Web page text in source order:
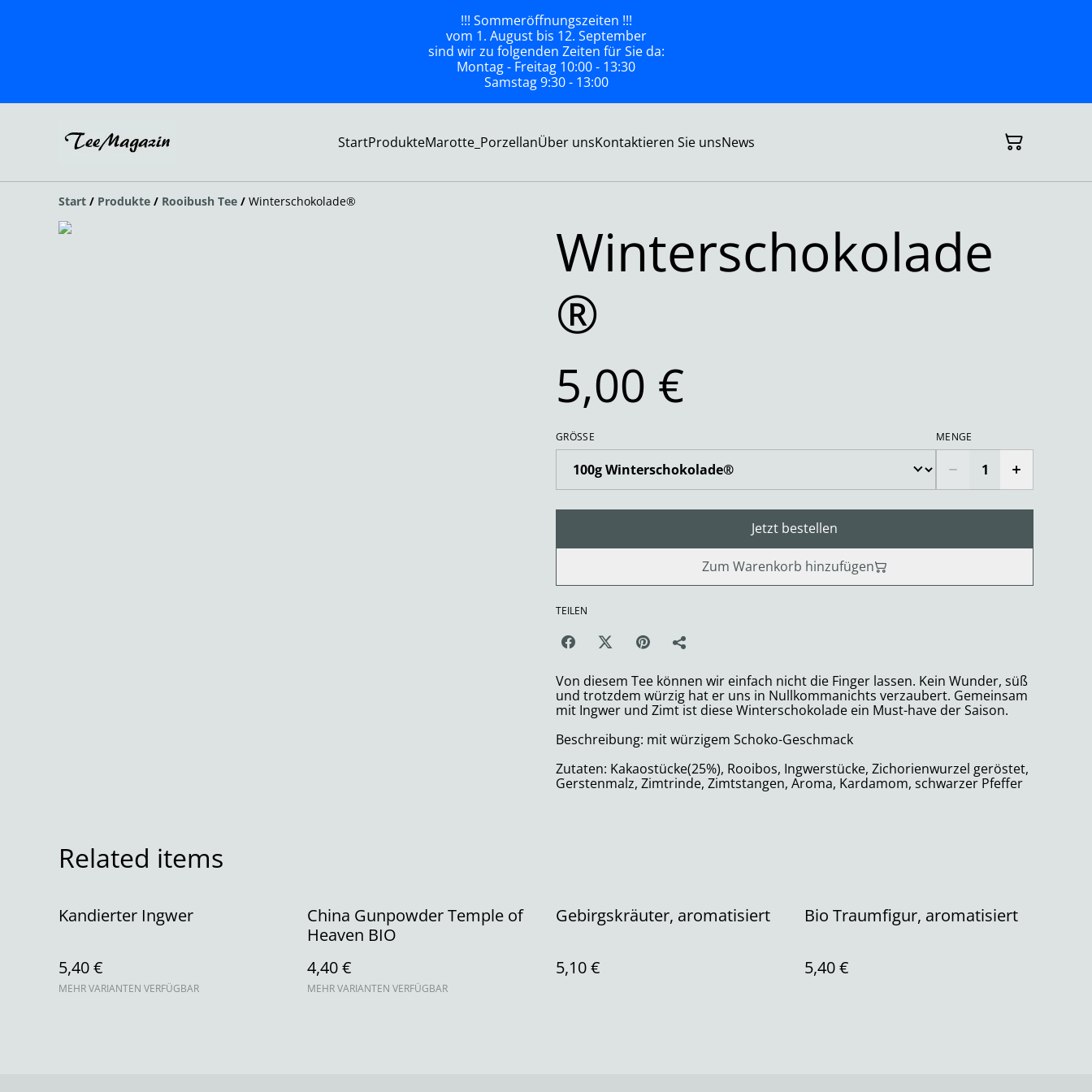
!!! Sommeröffnungszeiten !!!
vom 1. August bis 12. September
sind wir zu folgenden Zeiten für Sie da:
Montag - Freitag 10:00 - 13:30
Samstag 9:30 - 13:00
StartProdukteMarotte_PorzellanÜber unsKontaktieren Sie unsNews
Start / Produkte / Rooibush Tee / Winterschokolade®
Winterschokolade
®
5,00 €
GRÖSSE MENGE
Jetzt bestellen
Zum Warenkorb hinzufügen
TEILEN
Von diesem Tee können wir einfach nicht die Finger lassen. Kein Wunder, süß
und trotzdem würzig hat er uns in Nullkommanichts verzaubert. Gemeinsam
mit Ingwer und Zimt ist diese Winterschokolade ein Must-have der Saison.
Beschreibung: mit würzigem Schoko-Geschmack
Zutaten: Kakaostücke(25%), Rooibos, Ingwerstücke, Zichorienwurzel geröstet,
Gerstenmalz, Zimtrinde, Zimtstangen, Aroma, Kardamom, schwarzer Pfeffer
Related items
Kandierter Ingwer
5,40 €
MEHR VARIANTEN VERFÜGBAR
China Gunpowder Temple of
Heaven BIO
4,40 €
MEHR VARIANTEN VERFÜGBAR
Gebirgskräuter, aromatisiert
5,10 €
Bio Traumfigur, aromatisiert
5,40 €